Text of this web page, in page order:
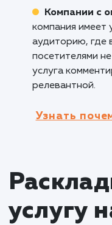
вопросы о
других
способствует
решений.
может
Кому не